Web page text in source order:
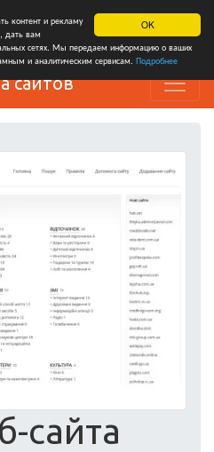
OK
контент и рекламу
дать вам
сетях. Мы передаем информацию о ваших
и аналитическим сервисам. Подробнее
сайтов
сайта